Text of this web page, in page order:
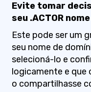
Evite tomar
seu .ACTOR
Este pode ser um
seu nome de
selecioná-lo e
logicamente e que
o compartilhasse